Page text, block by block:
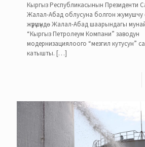
Кыргыз Республикасынын Президенти
Жалал-Абад облусуна болгон
жүрүшүндө Жалал-Абад шаарындагы
“Кыргыз Петролеум Компани” заводун
модернизациялоого “мезгил кутусун”
катышты. […]